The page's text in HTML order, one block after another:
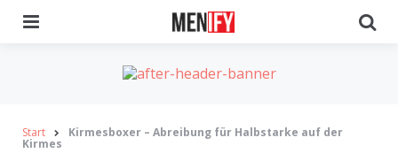
Start Kirmesboxer – Abreibung für Halbstarke auf der
Kirmes